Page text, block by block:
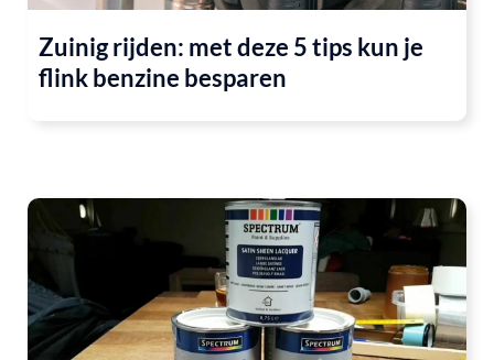
Zuinig rijden: met deze 5 tips kun je
flink benzine besparen